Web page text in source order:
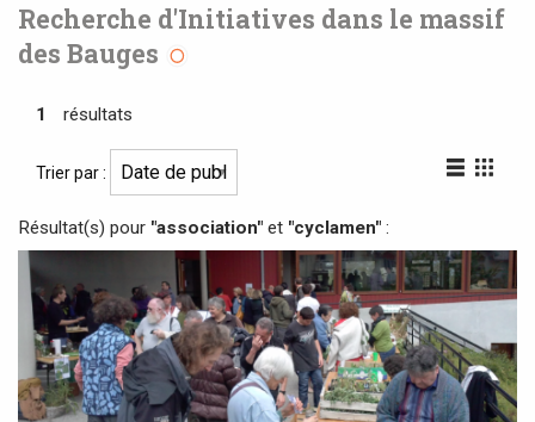
Recherche d'Initiatives dans le massif
des Bauges
1 résultats
Trier par :
Résultat(s) pour "association" et "cyclamen" :